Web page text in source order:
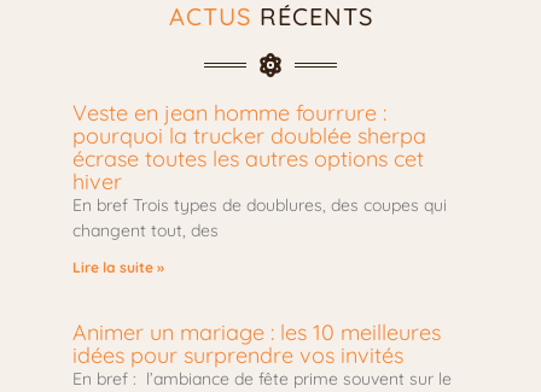
ACTUS RÉCENTS
Veste en jean homme fourrure :
pourquoi la trucker doublée sherpa
écrase toutes les autres options cet
hiver
En bref Trois types de doublures, des coupes qui
changent tout, des
Lire la suite »
Animer un mariage : les 10 meilleures
idées pour surprendre vos invités
En bref : l’ambiance de fête prime souvent sur le